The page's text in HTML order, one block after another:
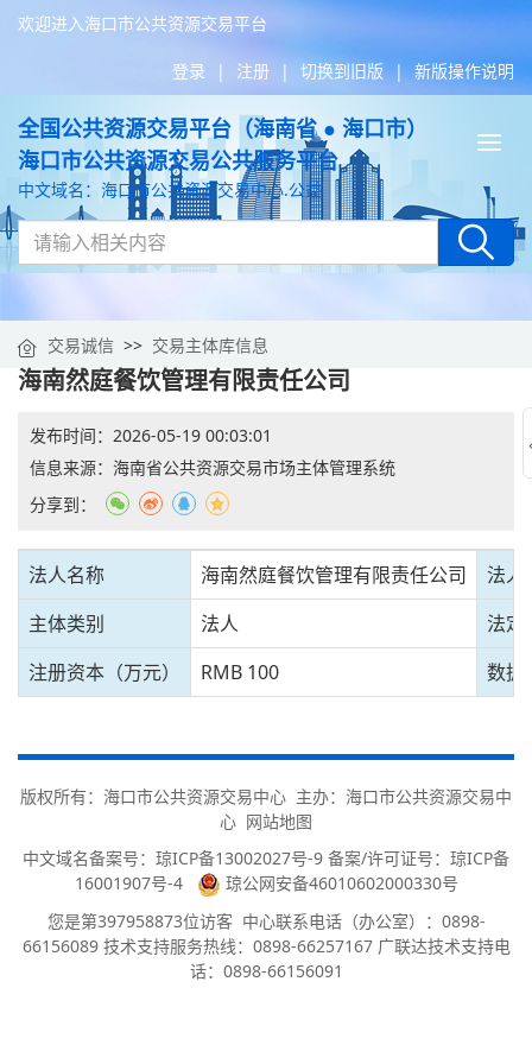
欢迎进入海口市公共资源交易平台
登录 | 注册 | 切换到旧版 | 新版操作说明
全国公共资源交易平台（海南省 ● 海口市）
海口市公共资源交易公共服务平台
中文域名：海口市公共资源交易中心.公益
交易诚信 >> 交易主体库信息
海南然庭餐饮管理有限责任公司
发布时间： 2026-05-19 00:03:01
信息来源： 海南省公共资源交易市场主体管理系统
分享到：
法人名称 海南然庭餐饮管理有限责任公司
法人
主体类别
法人
法定
注册资本（万元）
RMB 100 数据
版权所有：海口市公共资源交易中心 主办：海口市公共资源交易中
心 网站地图
中文域名备案号： 琼ICP备13002027号-9 备案/许可证号：琼ICP备
16001907号-4
琼公网安备46010602000330号
您是第397958873位访客 中心联系电话（办公室）：0898-
66156089 技术支持服务热线：0898-66257167 广联达技术支持电
话：0898-66156091